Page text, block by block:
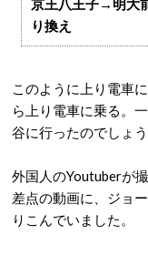
京王八王子→明
り換え
このように上り電車
ら上り電車に乗る。
谷に行ったのでしょう
外国人のYoutuberが
差点の動画に、ジョ
りこんでいました。